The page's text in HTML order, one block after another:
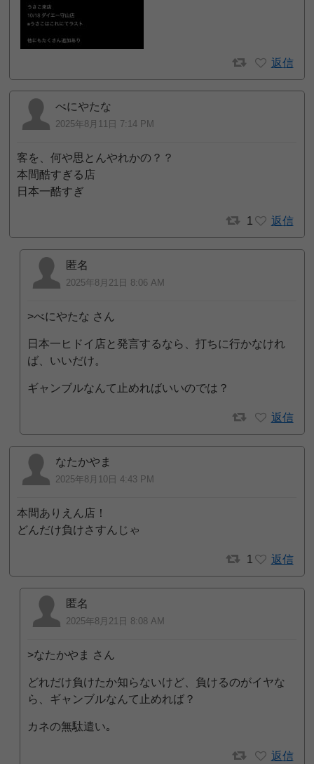
返信
べにやたな
2025年8月11日 7:14 PM
客を、何や思とんやれかの？？
本間酷すぎる店
日本一酷すぎ
1 返信
匿名
2025年8月21日 8:06 AM
>べにやたな さん
日本一ヒドイ店と発言するなら、打ちに行かなけれ
ば、いいだけ。
ギャンブルなんて止めればいいのでは？
返信
なたかやま
2025年8月10日 4:43 PM
本間ありえん店！
どんだけ負けさすんじゃ
1 返信
匿名
2025年8月21日 8:08 AM
>なたかやま さん
どれだけ負けたか知らないけど、負けるのがイヤな
ら、ギャンブルなんて止めれば？
カネの無駄遣い｡
返信